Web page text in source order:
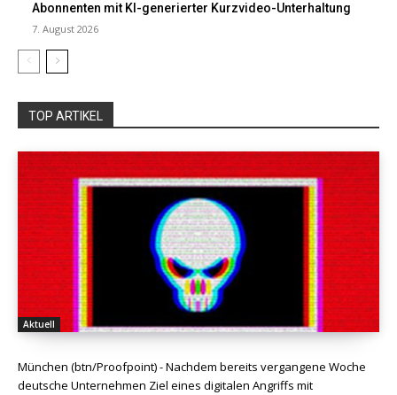
Abonnenten mit KI-generierter Kurzvideo-Unterhaltung
7. August 2026
TOP ARTIKEL
Aktuell
München (btn/Proofpoint) - Nachdem bereits vergangene Woche
deutsche Unternehmen Ziel eines digitalen Angriffs mit